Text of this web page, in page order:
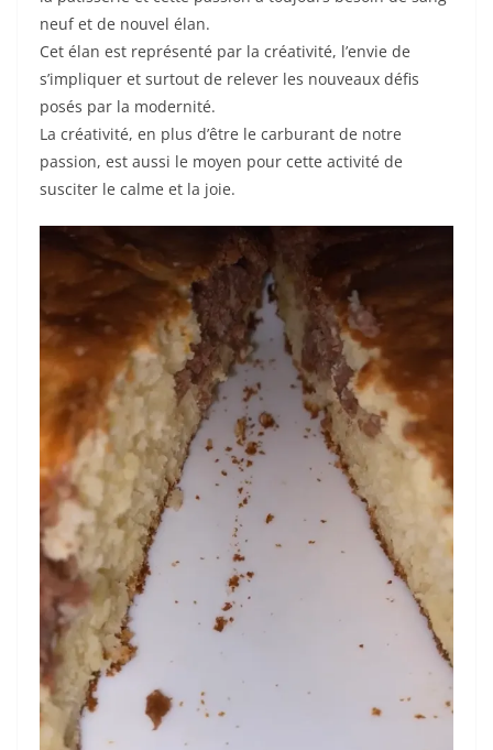
neuf et de nouvel élan.
Cet élan est représenté par la créativité, l’envie de
s’impliquer et surtout de relever les nouveaux défis
posés par la modernité.
La créativité, en plus d’être le carburant de notre
passion, est aussi le moyen pour cette activité de
susciter le calme et la joie.